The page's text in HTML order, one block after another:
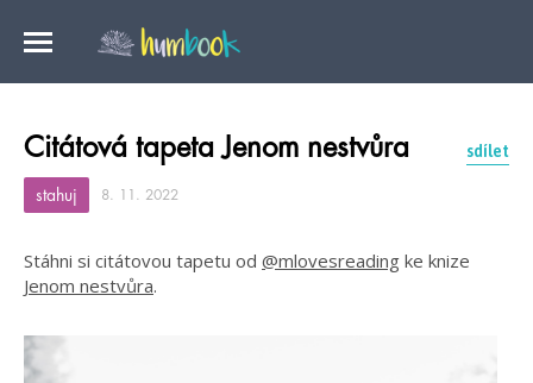
Citátová tapeta Jenom nestvůra sdílet
stahuj 8. 11. 2022
Stáhni si citátovou tapetu od @mlovesreading ke knize
Jenom nestvůra.